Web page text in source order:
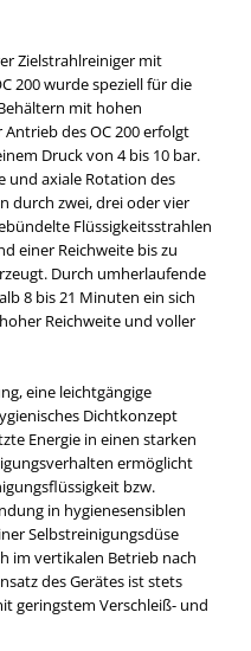
Zielstrahlreiniger mit
200 wurde speziell für die
mit hohen
des OC 200 erfolgt
Druck von 4 bis 10 bar.
und axiale Rotation des
durch zwei, drei oder vier
Flüssigkeitsstrahlen
einer Reichweite bis zu
Durch umherlaufende
8 bis 21 Minuten ein sich
Reichweite und voller
eine leichtgängige
Dichtkonzept
Energie in einen starken
ermöglicht
bzw.
in hygienesensiblen
Selbstreinigungsdüse
im vertikalen Betrieb nach
des Gerätes ist stets
geringstem Verschleiß- und